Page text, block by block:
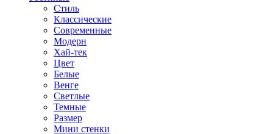
Стиль
Классические
Современные
Модерн
Хай-тек
Цвет
Белые
Венге
Светлые
Темные
Размер
Мини стенки